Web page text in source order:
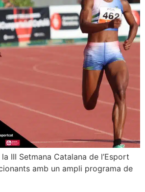
III Setmana Catalana de l’Esport
amb un ampli programa de